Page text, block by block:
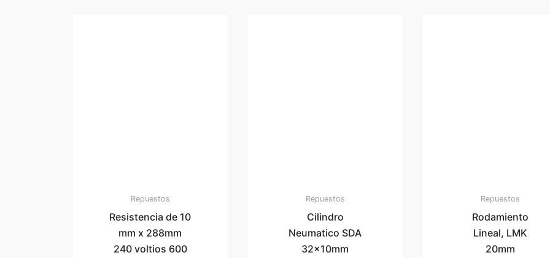
Repuestos
Resistencia de 10
mm x 288mm
240 voltios 600
Repuestos
Cilindro
Neumatico SDA
32x10mm
Repuestos
Rodamiento
Lineal, LMK
20mm